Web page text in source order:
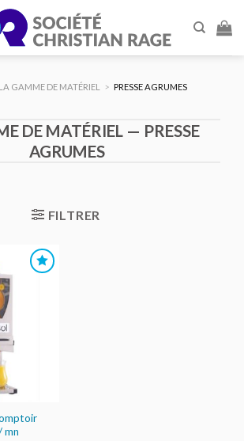
LA GAMME DE MATÉRIEL > PRESSE AGRUMES
DE MATÉRIEL — PRESSE
AGRUMES
FILTRER
DEVIS
mn